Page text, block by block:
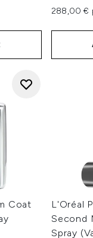
: 288,00 €
Coat
L'Oréal
Second
Spray